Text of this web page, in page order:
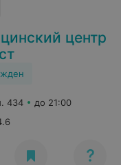
центр
434
до 21:00